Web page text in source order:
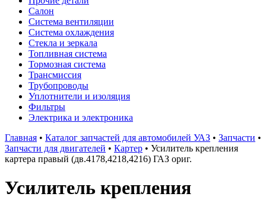
Салон
Система вентиляции
Система охлаждения
Стекла и зеркала
Топливная система
Тормозная система
Трансмиссия
Трубопроводы
Уплотнители и изоляция
Фильтры
Электрика и электроника
Главная • Каталог запчастей для автомобилей УАЗ • Запчасти •
Запчасти для двигателей • Картер • Усилитель крепления
картера правый (дв.4178,4218,4216) ГАЗ ориг.
Усилитель крепления